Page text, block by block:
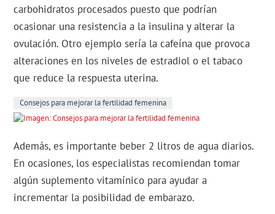
carbohidratos procesados puesto que podrían
ocasionar una resistencia a la insulina y alterar la
ovulación. Otro ejemplo sería la cafeína que provoca
alteraciones en los niveles de estradiol o el tabaco
que reduce la respuesta uterina.
Consejos para mejorar la fertilidad femenina
Además, es importante beber 2 litros de agua diarios.
En ocasiones, los especialistas recomiendan tomar
algún suplemento vitamínico para ayudar a
incrementar la posibilidad de embarazo.